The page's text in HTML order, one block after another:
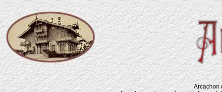
Arcachon